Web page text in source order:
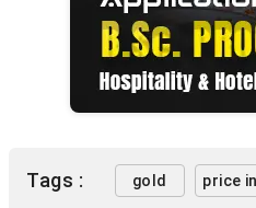
Tags : gold price